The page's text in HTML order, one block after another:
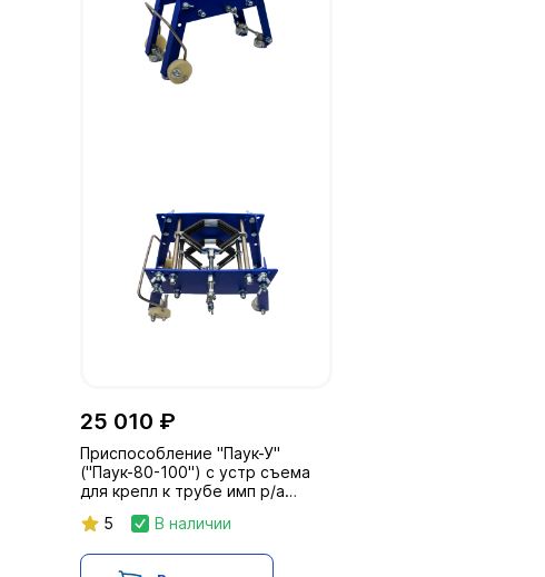
25 010 ₽
Приспособление "Паук-У"
("Паук-80-100") с устр съема
для крепл к трубе имп р/а
мм)5 В наличии